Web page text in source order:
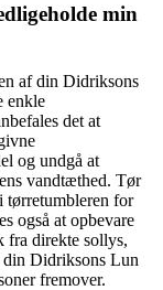
min
af din Didriksons
enkle
det at
og undgå at
vandtæthed. Tør
tørretumbleren for
også at opbevare
fra direkte sollys,
Didriksons Lun
fremover.